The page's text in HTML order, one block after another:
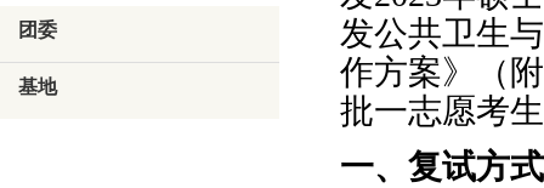
团委
基地
发公共卫生
作方案》（
批一志愿考
一、复试方式